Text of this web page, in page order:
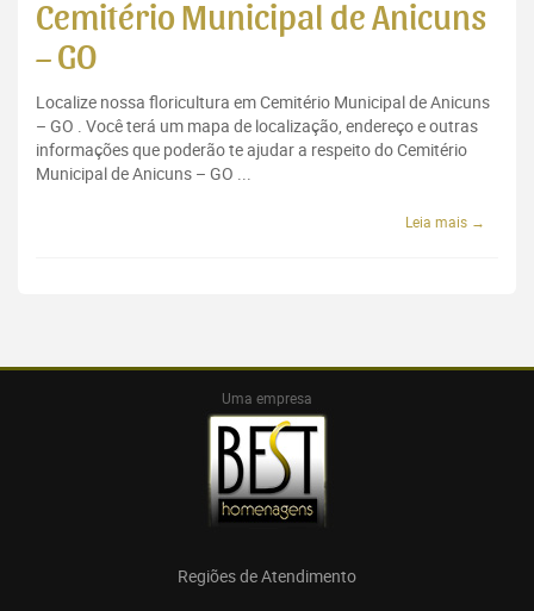
Cemitério Municipal de Anicuns
– GO
Localize nossa floricultura em Cemitério Municipal de Anicuns
– GO . Você terá um mapa de localização, endereço e outras
informações que poderão te ajudar a respeito do Cemitério
Municipal de Anicuns – GO ...
Leia mais →
Uma empresa
Regiões de Atendimento